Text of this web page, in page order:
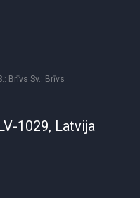
Brīvs Sv.: Brīvs
1029, Latvija